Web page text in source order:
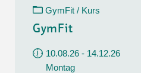
GymFit / Kurs
GymFit
10.08.26 - 14.12.26
Montag